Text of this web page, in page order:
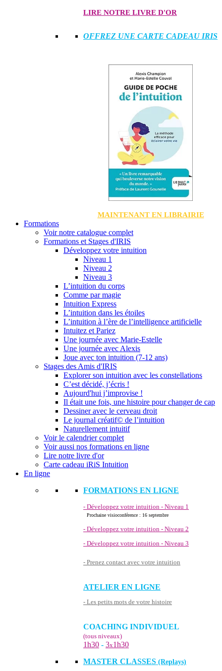
LIRE NOTRE LIVRE D'OR
OFFREZ UNE CARTE CADEAU IRIS
MAINTENANT EN LIBRAIRIE
Formations
Voir notre catalogue complet
Formations et Stages d'IRIS
Développez votre intuition
Niveau 1
Niveau 2
Niveau 3
L’intuition du corps
Comme par magie
Intuition Express
L’intuition dans les étoiles
L’intuition à l’ère de l’intelligence artificielle
Intuitez et Pariez
Une journée avec Marie-Estelle
Une journée avec Alexis
Joue avec ton intuition (7-12 ans)
Stages des Amis d'IRIS
Explorer son intuition avec les constellations
C’est décidé, j’écris !
Aujourd'hui j’improvise !
Il était une fois, une histoire pour changer de cap
Dessiner avec le cerveau droit
Le journal créatif© de l’intuition
Naturellement intuitif
Voir le calendrier complet
Voir aussi nos formations en ligne
Lire notre livre d'or
Carte cadeau iRiS Intuition
En ligne
FORMATIONS EN LIGNE
- Développez votre intuition - Niveau 1
Prochaine visioconférence : 16 septembre
- Développez votre intuition - Niveau 2
- Développez votre intuition - Niveau 3
- Prenez contact avec votre intuition
ATELIER EN LIGNE
- Les petits mots de votre histoire
COACHING INDIVIDUEL
(tous niveaux)
1h30 - 3x1h30
MASTER CLASSES (Replays)